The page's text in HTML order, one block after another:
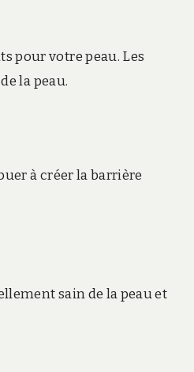
pour votre peau. Les
la peau.
à créer la barrière
sain de la peau et